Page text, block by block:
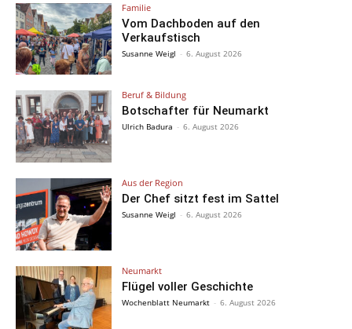
Familie
Vom Dachboden auf den
Verkaufstisch
Susanne Weigl - 6. August 2026
Beruf & Bildung
Botschafter für Neumarkt
Ulrich Badura - 6. August 2026
Aus der Region
Der Chef sitzt fest im Sattel
Susanne Weigl - 6. August 2026
Neumarkt
Flügel voller Geschichte
Wochenblatt Neumarkt - 6. August 2026